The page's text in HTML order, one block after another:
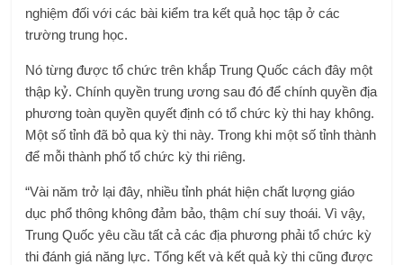
nghiệm đối với các bài kiểm tra kết quả học tập ở các
trường trung học.
Nó từng được tổ chức trên khắp Trung Quốc cách đây một
thập kỷ. Chính quyền trung ương sau đó để chính quyền địa
phương toàn quyền quyết định có tổ chức kỳ thi hay không.
Một số tỉnh đã bỏ qua kỳ thi này. Trong khi một số tỉnh thành
để mỗi thành phố tổ chức kỳ thi riêng.
“Vài năm trở lại đây, nhiều tỉnh phát hiện chất lượng giáo
dục phổ thông không đảm bảo, thậm chí suy thoái. Vì vậy,
Trung Quốc yêu cầu tất cả các địa phương phải tổ chức kỳ
thi đánh giá năng lực. Tổng kết và kết quả kỳ thi cũng được